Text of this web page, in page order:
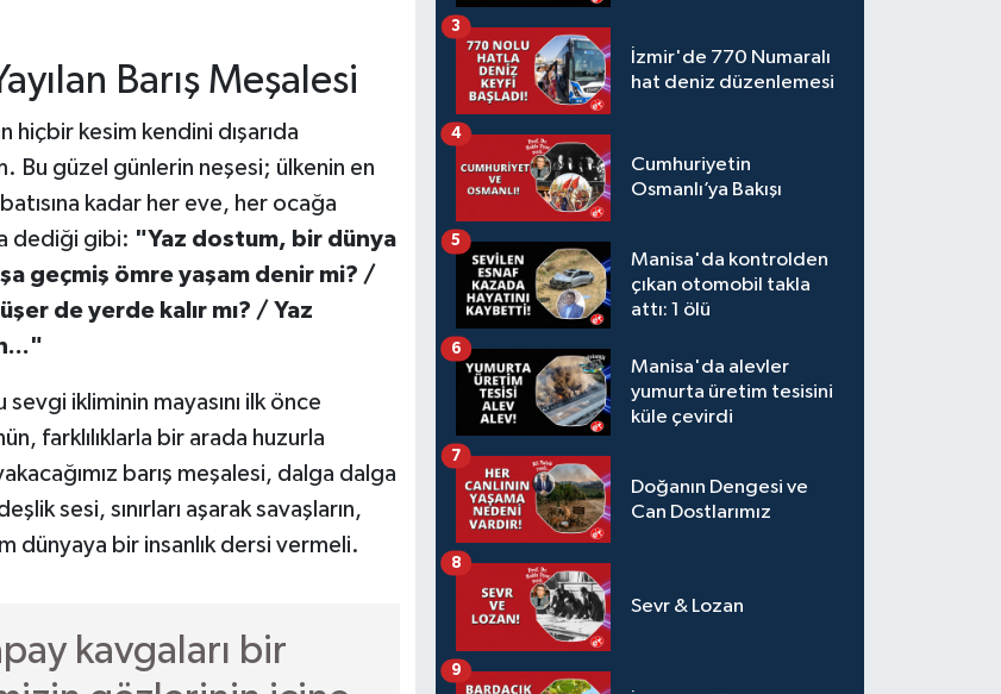
Barış Meşalesi
kesim kendini dışarıda
Bu güzel günlerin neşesi; ülkenin en
kadar her eve, her ocağa
dediği gibi: "Yaz dostum, bir dünya
geçmiş ömre yaşam denir mi? /
de yerde kalır mı? / Yaz
ikliminin mayasını ilk önce
farklılıklarla bir arada huzurla
barış meşalesi, dalga dalga
sesi, sınırları aşarak savaşların,
dünyaya bir insanlık dersi vermeli.
kavgaları bir
İzmir'de 770 Numaralı
hat deniz düzenlemesi
3
Cumhuriyetin
Osmanlı’ya Bakışı
4
Manisa'da kontrolden
çıkan otomobil takla
attı: 1 ölü
5
Manisa'da alevler
yumurta üretim tesisini
küle çevirdi
6
Doğanın Dengesi ve
Can Dostlarımız
7
Sevr & Lozan
8
9